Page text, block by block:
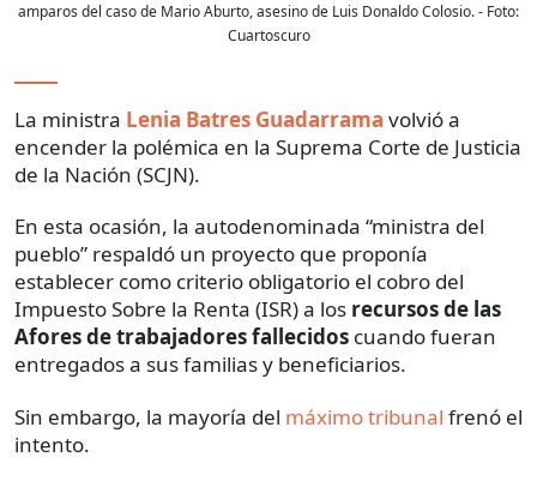
amparos del caso de Mario Aburto, asesino de Luis Donaldo Colosio.- Foto:
Cuartoscuro
La ministra Lenia Batres Guadarrama volvió a
encender la polémica en la Suprema Corte de Justicia
de la Nación (SCJN).
En esta ocasión, la autodenominada “ministra del
pueblo” respaldó un proyecto que proponía
establecer como criterio obligatorio el cobro del
Impuesto Sobre la Renta (ISR) a los recursos de las
Afores de trabajadores fallecidos cuando fueran
entregados a sus familias y beneficiarios.
Sin embargo, la mayoría del máximo tribunal frenó el
intento.